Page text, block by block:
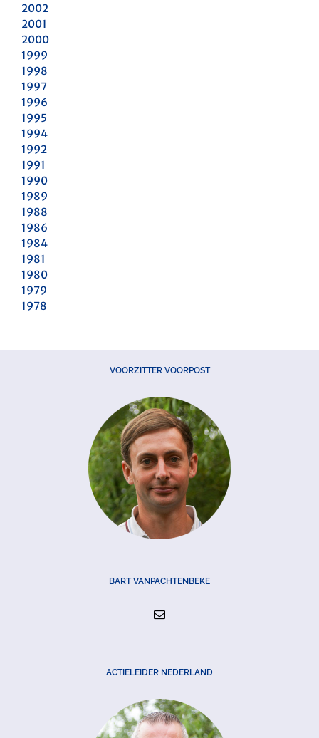
2002
2001
2000
1999
1998
1997
1996
1995
1994
1992
1991
1990
1989
1988
1986
1984
1981
1980
1979
1978
VOORZITTER VOORPOST
BART VANPACHTENBEKE
ACTIELEIDER NEDERLAND